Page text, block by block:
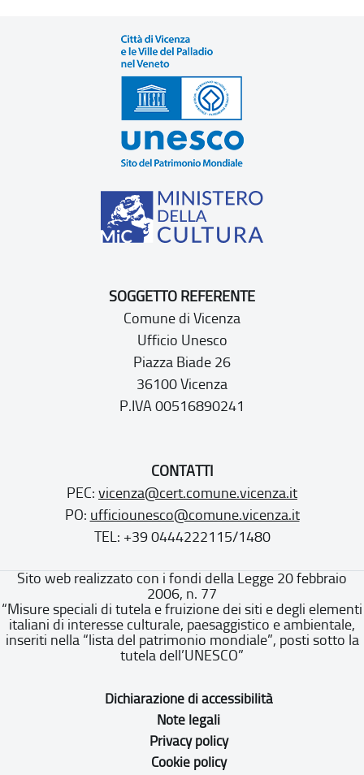
SOGGETTO REFERENTE
Comune di Vicenza
Ufficio Unesco
Piazza Biade 26
36100 Vicenza
P.IVA 00516890241
CONTATTI
PEC: vicenza@cert.comune.vicenza.it
PO: ufficiounesco@comune.vicenza.it
TEL: +39 0444222115/1480
Sito web realizzato con i fondi della Legge 20 febbraio
2006, n. 77
“Misure speciali di tutela e fruizione dei siti e degli elementi
italiani di interesse culturale, paesaggistico e ambientale,
inseriti nella “lista del patrimonio mondiale”, posti sotto la
tutela dell’UNESCO”
Dichiarazione di accessibilità
Note legali
Privacy policy
Cookie policy